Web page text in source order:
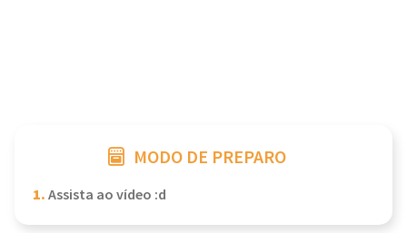
MODO DE PREPARO
1.Assista ao vídeo :d